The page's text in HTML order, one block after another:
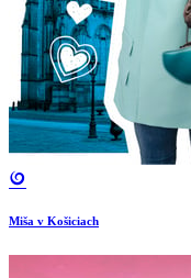
Miša v Košiciach